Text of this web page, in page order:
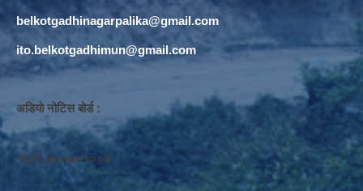
belkotgadhinagarpalika@gmail.com
ito.belkotgadhimun@gmail.com
अडियो नोटिस बोर्ड :
१६१८०७०७०१००३